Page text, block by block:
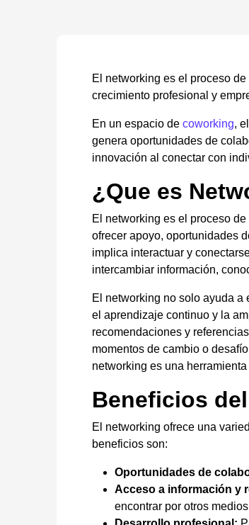
El networking es el proceso
crecimiento profesional y
En un espacio de coworking,
genera oportunidades de
innovación al conectar con
¿Que es
El networking es el proceso
ofrecer apoyo, oportunidades
implica interactuar y
intercambiar información,
El networking no solo ayuda
el aprendizaje continuo y la
recomendaciones y
momentos de cambio o
networking es una
Beneficios
El networking ofrece una
beneficios son:
Oportunidades de
Acceso a información y
encontrar por otros